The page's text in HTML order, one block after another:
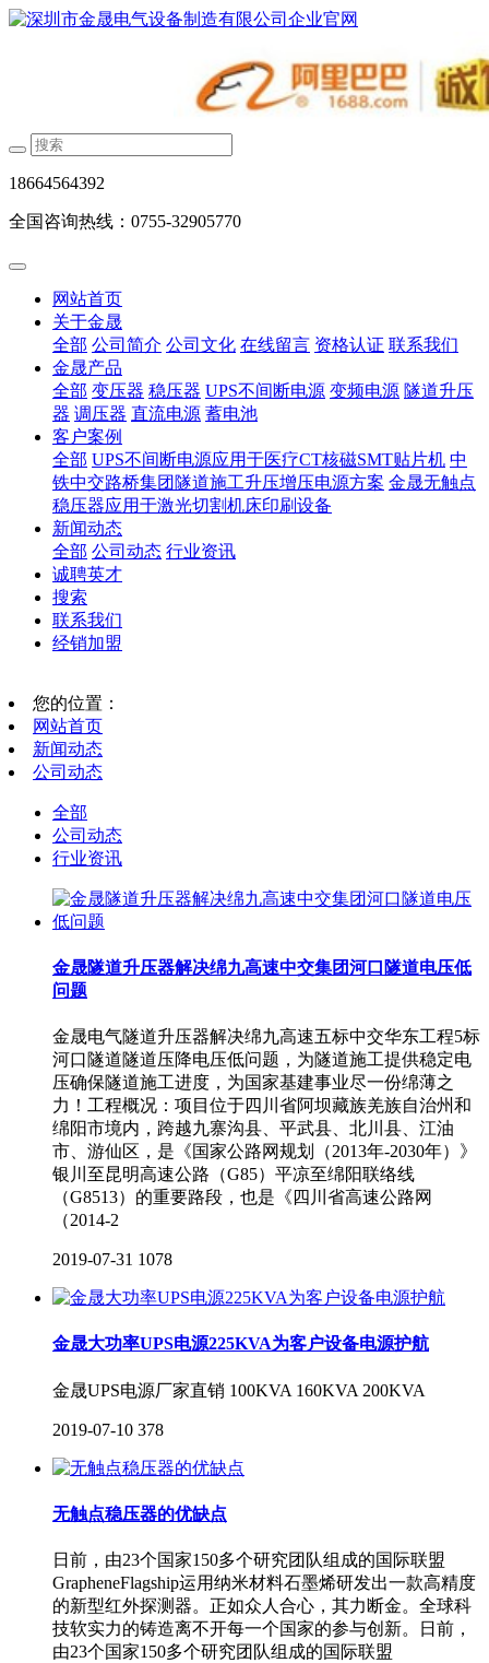
18664564392
全国咨询热线：0755-32905770
网站首页
关于金晟
全部 公司简介 公司文化 在线留言 资格认证 联系我们
金晟产品
全部 变压器 稳压器 UPS不间断电源 变频电源 隧道升压
器 调压器 直流电源 蓄电池
客户案例
全部 UPS不间断电源应用于医疗CT核磁SMT贴片机 中
铁中交路桥集团隧道施工升压增压电源方案 金晟无触点
稳压器应用于激光切割机床印刷设备
新闻动态
全部 公司动态 行业资讯
诚聘英才
搜索
联系我们
经销加盟
您的位置：
网站首页
新闻动态
公司动态
全部
公司动态
行业资讯
金晟隧道升压器解决绵九高速中交集团河口隧道电压低
问题
金晟电气隧道升压器解决绵九高速五标中交华东工程5标
河口隧道隧道压降电压低问题，为隧道施工提供稳定电
压确保隧道施工进度，为国家基建事业尽一份绵薄之
力！工程概况：项目位于四川省阿坝藏族羌族自治州和
绵阳市境内，跨越九寨沟县、平武县、北川县、江油
市、游仙区，是《国家公路网规划（2013年-2030年）》
银川至昆明高速公路（G85）平凉至绵阳联络线
（G8513）的重要路段，也是《四川省高速公路网
（2014-2
2019-07-31 1078
金晟大功率UPS电源225KVA为客户设备电源护航
金晟UPS电源厂家直销 100KVA 160KVA 200KVA
2019-07-10 378
无触点稳压器的优缺点
日前，由23个国家150多个研究团队组成的国际联盟
GrapheneFlagship运用纳米材料石墨烯研发出一款高精度
的新型红外探测器。正如众人合心，其力断金。全球科
技软实力的铸造离不开每一个国家的参与创新。日前，
由23个国家150多个研究团队组成的国际联盟